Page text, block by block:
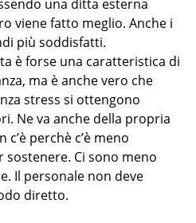
una ditta esterna
viene fatto meglio. Anche i
più soddisfatti.
è forse una caratteristica di
ma è anche vero che
stress si ottengono
Ne va anche della propria
perchè c’è meno
sostenere. Ci sono meno
Il personale non deve
diretto.